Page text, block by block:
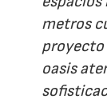
metros
proyecto
oasis